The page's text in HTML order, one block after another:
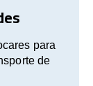
para
de